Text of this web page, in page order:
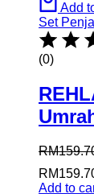
Add
Set
(0)
RM
Add to